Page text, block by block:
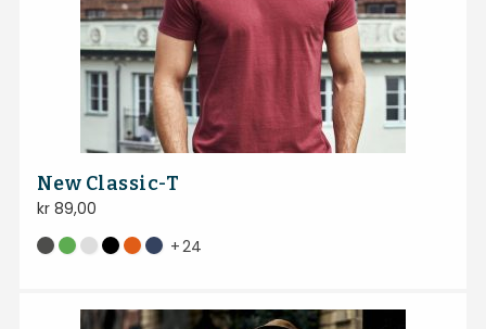
New Classic-T
kr89,00
+24